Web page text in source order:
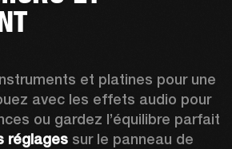
avec les effets audio pour
ou gardez l’équilibre parfait
réglages sur le panneau de